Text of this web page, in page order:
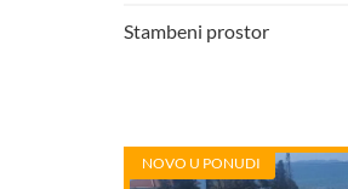
Stambeni prostor
NOVO U PONUDI